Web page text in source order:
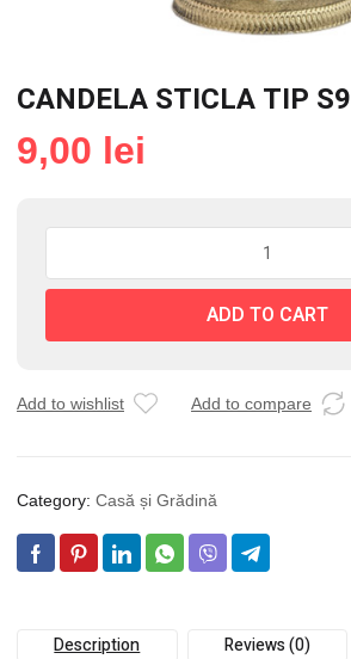
CANDELA STICLA TIP S9
9,00 lei
TIP
quantity
ADD TO CART
Add to wishlist Add to compare
Category: Casă și Grădină
Description Reviews (0)